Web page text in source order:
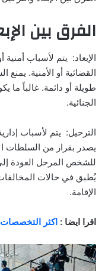
الفرق بين
الإبعاد: يتم لأسباب
القضائية أو الأمنية.
طويلة أو دائمة. غالباً ما
الجنائية.
الترحيل: يتم لأسباب
يصدر بقرار من السلطات
للشخص المرحل العودة
يُطبق في حالات
الإقامة.
اقرا ايضا : اكثر